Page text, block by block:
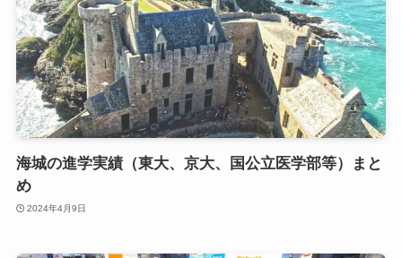
海城の進学実績（東大、京大、国公立医学部等）まと
め
2024年4月9日